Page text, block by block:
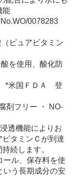
能
0078283
ピュアビタミン
を使用、酸化防
*米国ＦＤＡ 登
剤フリー ・ NO-
透機能によりお
タミンＣが到達
続します。
ル、保存料を使
いう長期成分の安